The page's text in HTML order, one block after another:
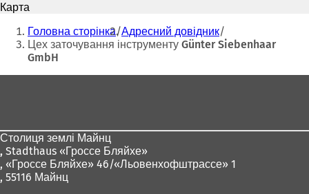
к
р
в
ь
в
Карта
Ти
тут:
Головна сторінка Адресний довідник
Цех заточування інструменту Günter Siebenhaar
GmbH
Столиця землі Майнц
, Stadthaus «Гроссе Бляйхе»
, «Гроссе Бляйхе» 46/«Льовенхофштрассе» 1
, 55116 Майнц